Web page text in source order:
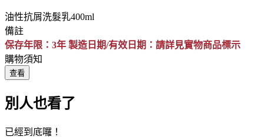
油性抗屑洗髮乳400ml
備註
保存年限：3年 製造日期/有效日期：請詳見實物商品標示
購物須知
查看
別人也看了
已經到底囉！